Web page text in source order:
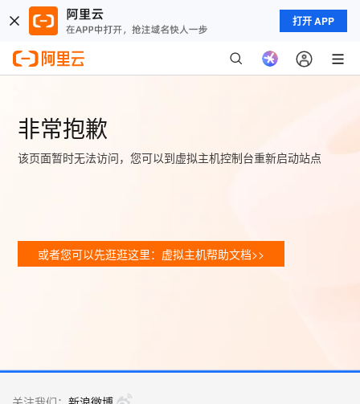
打开 APP
非常抱歉
该页面暂时无法访问，您可以到虚拟主机控制台重新启动站点
或者您可以先逛逛这里：虚拟主机帮助文档>>